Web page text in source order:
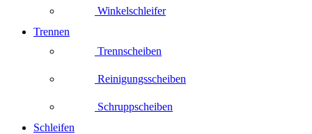
Winkelschleifer
Trennen
Trennscheiben
Reinigungsscheiben
Schruppscheiben
Schleifen